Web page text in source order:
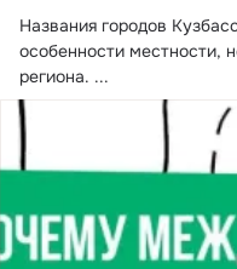
Названия городов
особенности местности,
региона. ...